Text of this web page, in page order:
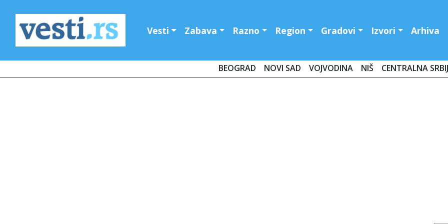
Vesti Zabava Razno Region Gradovi Izvori Arhiva
BEOGRAD NOVI SAD VOJVODINA NIŠ CENTRALNA